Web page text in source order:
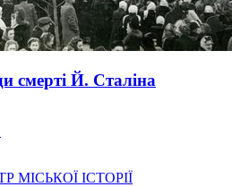
смерті Й. Сталіна
МІСЬКОЇ ІСТОРІЇ